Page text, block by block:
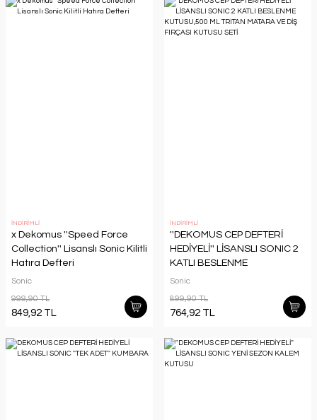
İNDİRİMLİ
x Dekomus ''Speed Force
Collection'' Lisanslı Sonic Kilitli
Hatıra Defteri
Sonic
999,90 TL
849,92 TL
İNDİRİMLİ
''DEKOMUS CEP DEFTERİ
HEDİYELİ'' LİSANSLI SONIC 2
KATLI BESLENME
KUTUSU,500 ML TRITAN
KUTUSU SETİ
Sonic
899,90 TL
764,92 TL